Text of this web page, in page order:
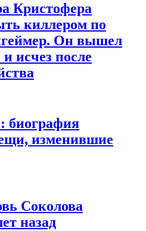
Кристофера
киллером по
Он вышел
исчез после
биография
изменившие
Соколова
назад